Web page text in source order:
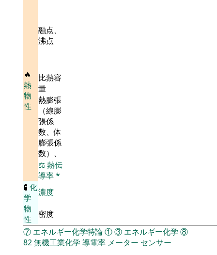
🔥
熱
物
性
融点、
沸点
比熱容
量
熱膨張
（線膨
張係
数、体
膨張係
数）、
⚖️熱伝
導率*
🧪 化
学
物
性
濃度
密度
⑦ エネルギー化学特論①③ エネルギー化学 ⑧
82無機工業化学 導電率 メーター センサー